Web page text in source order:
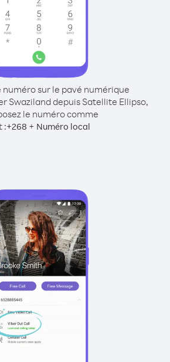
numéro sur le pavé numérique
Swaziland depuis Satellite Ellipso,
le numéro comme
:+268 + Numéro local